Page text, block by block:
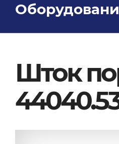
Шток